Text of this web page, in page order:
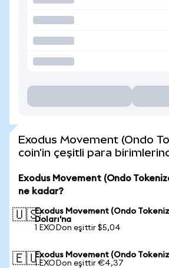
Exodus Movement (Ondo
coin'in çeşitli para
Exodus Movement (Ondo
ne kadar?
🇺🇸Exodus Movement (Ondo
Doları'na
1 EXODon eşittir $5,04
🇪🇺Exodus Movement (Ondo
1 EXODon eşittir €4,37